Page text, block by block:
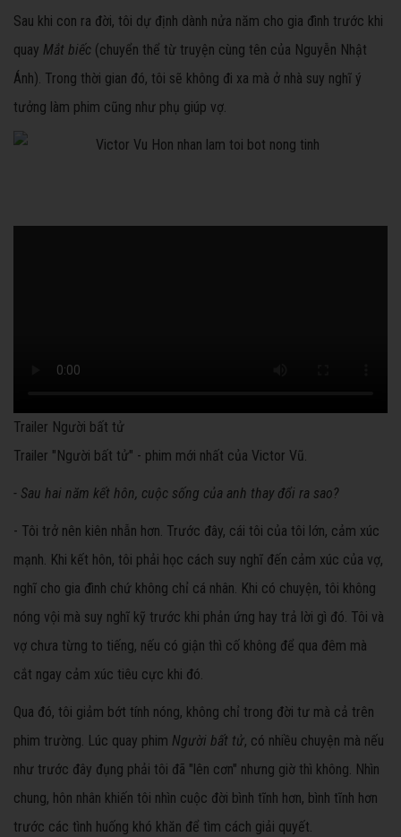
Sau khi con ra đời, tôi dự định dành nửa năm cho gia đình trước khi
quay Mắt biếc (chuyển thể từ truyện cùng tên của Nguyễn Nhật
Ánh). Trong thời gian đó, tôi sẽ không đi xa mà ở nhà suy nghĩ ý
tưởng làm phim cũng như phụ giúp vợ.
Trailer Người bất tử
Trailer "Người bất tử" - phim mới nhất của Victor Vũ.
- Sau hai năm kết hôn, cuộc sống của anh thay đổi ra sao?
- Tôi trở nên kiên nhẫn hơn. Trước đây, cái tôi của tôi lớn, cảm xúc
mạnh. Khi kết hôn, tôi phải học cách suy nghĩ đến cảm xúc của vợ,
nghĩ cho gia đình chứ không chỉ cá nhân. Khi có chuyện, tôi không
nóng vội mà suy nghĩ kỹ trước khi phản ứng hay trả lời gì đó. Tôi và
vợ chưa từng to tiếng, nếu có giận thì cố không để qua đêm mà
cắt ngay cảm xúc tiêu cực khi đó.
Qua đó, tôi giảm bớt tính nóng, không chỉ trong đời tư mà cả trên
phim trường. Lúc quay phim Người bất tử, có nhiều chuyện mà nếu
như trước đây đụng phải tôi đã "lên cơn" nhưng giờ thì không. Nhìn
chung, hôn nhân khiến tôi nhìn cuộc đời bình tĩnh hơn, bình tĩnh hơn
trước các tình huống khó khăn để tìm cách giải quyết.